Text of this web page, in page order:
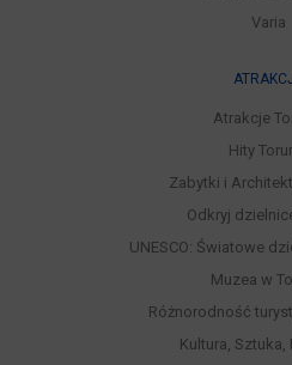
Varia
Atrakcje
Hity
Zabytki i
Odkryj
UNESCO: Światowe
Muzea w
Różnorodność
Kultura, Sztuka,